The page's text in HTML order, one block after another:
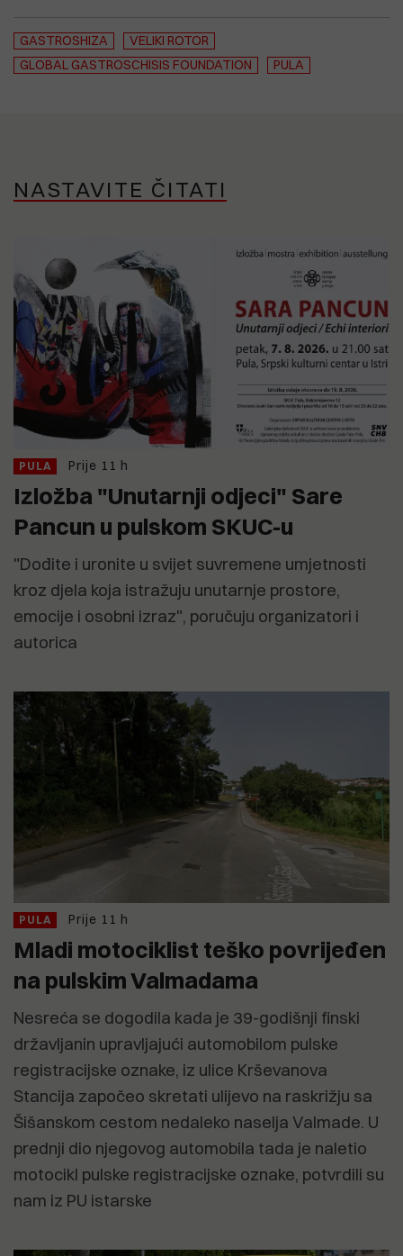
GASTROSHIZA
VELIKI ROTOR
GLOBAL GASTROSCHISIS FOUNDATION
PULA
NASTAVITE ČITATI
PULA Prije 11 h
Izložba "Unutarnji odjeci" Sare
Pancun u pulskom SKUC-u
"Dođite i uronite u svijet suvremene umjetnosti
kroz djela koja istražuju unutarnje prostore,
emocije i osobni izraz", poručuju organizatori i
autorica
PULA Prije 11 h
Mladi motociklist teško povrijeđen
na pulskim Valmadama
Nesreća se dogodila kada je 39-godišnji finski
državljanin upravljajući automobilom pulske
registracijske oznake, iz ulice Krševanova
Stancija započeo skretati ulijevo na raskrižju sa
Šišanskom cestom nedaleko naselja Valmade. U
prednji dio njegovog automobila tada je naletio
motocikl pulske registracijske oznake, potvrdili su
nam iz PU istarske